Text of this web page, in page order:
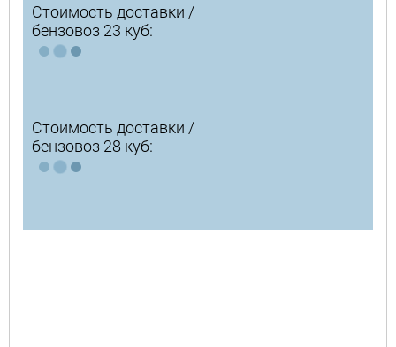
Стоимость доставки /
бензовоз 23 куб:
Стоимость доставки /
бензовоз 28 куб: